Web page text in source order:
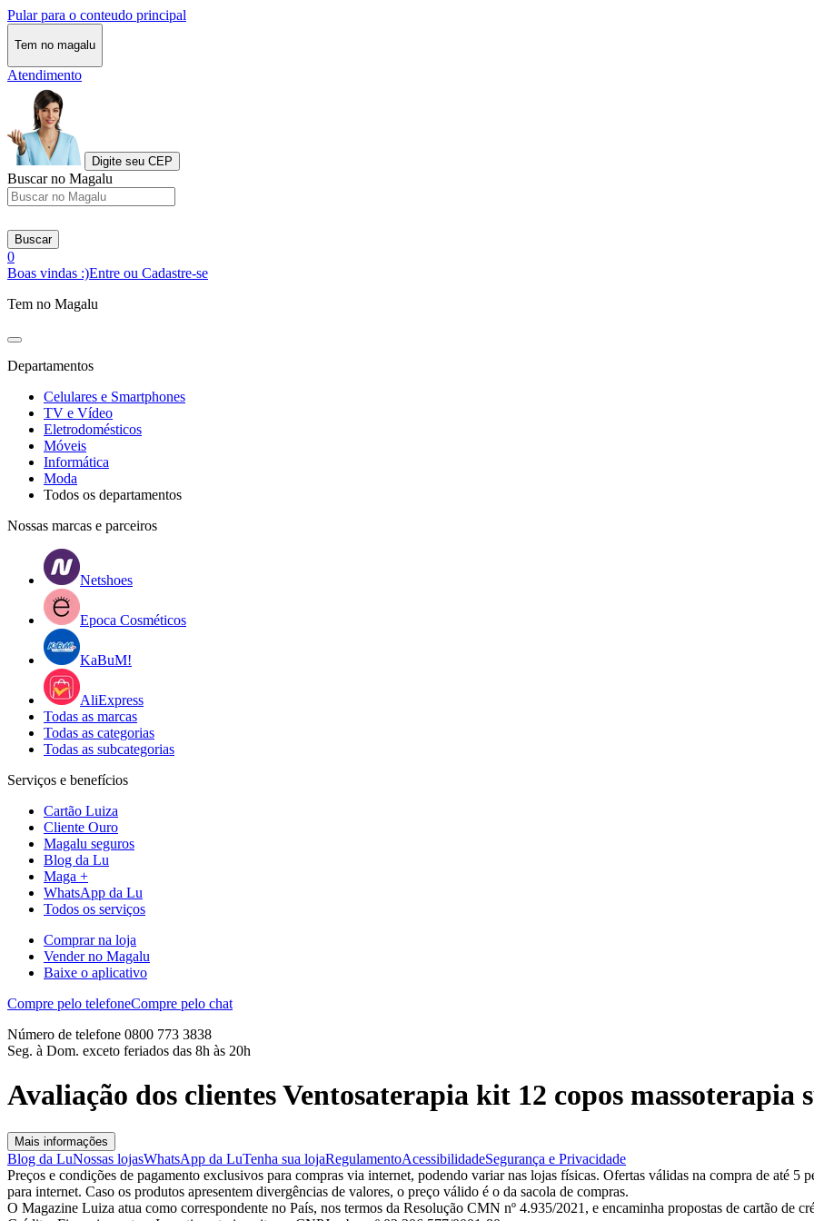
Pular para o conteudo principal
Tem no magalu
Atendimento
Digite seu CEP
Buscar no Magalu
Buscar
0
Boas vindas :)Entre ou Cadastre-se
Tem no Magalu
Departamentos
Celulares e Smartphones
TV e Vídeo
Eletrodomésticos
Móveis
Informática
Moda
Todos os departamentos
Nossas marcas e parceiros
Netshoes
Epoca Cosméticos
KaBuM!
AliExpress
Todas as marcas
Todas as categorias
Todas as subcategorias
Serviços e benefícios
Cartão Luiza
Cliente Ouro
Magalu seguros
Blog da Lu
Maga +
WhatsApp da Lu
Todos os serviços
Comprar na loja
Vender no Magalu
Baixe o aplicativo
Compre pelo telefoneCompre pelo chat
Número de telefone 0800 773 3838
Seg. à Dom. exceto feriados das 8h às 20h
Avaliação dos clientes Ventosaterapia kit 12 copos massoterapia
Mais informações
Blog da LuNossas lojasWhatsApp da LuTenha sua lojaRegulamentoAcessibilidadeSegurança e Privacidade
Preços e condições de pagamento exclusivos para compras via internet, podendo variar nas lojas físicas. Ofertas válidas na compra de até 5
para internet. Caso os produtos apresentem divergências de valores, o preço válido é o da sacola de compras.
O Magazine Luiza atua como correspondente no País, nos termos da Resolução CMN nº 4.935/2021, e encaminha propostas de cartão de